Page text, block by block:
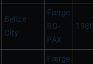
Belize
City
Færge
RO-
PAX
Færge